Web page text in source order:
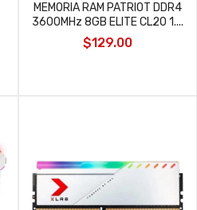
MEMORIA RAM PATRIOT DDR4
3600MHz 8GB ELITE CL20 1....
$129.00